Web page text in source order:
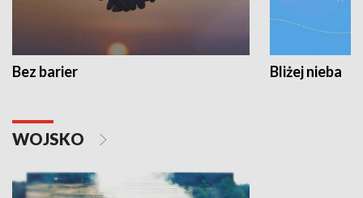
Bez barier Bliżej nieba
WOJSKO